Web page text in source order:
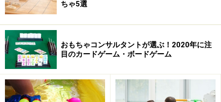
【編集部おすすめの購入サイト】
Amazonで人気のおもちゃをチェック！
楽天市場で人気のおもちゃをチェック！
ちゃ5選
おもちゃコンサルタントが選ぶ！2020年に注
目のカードゲーム・ボードゲーム